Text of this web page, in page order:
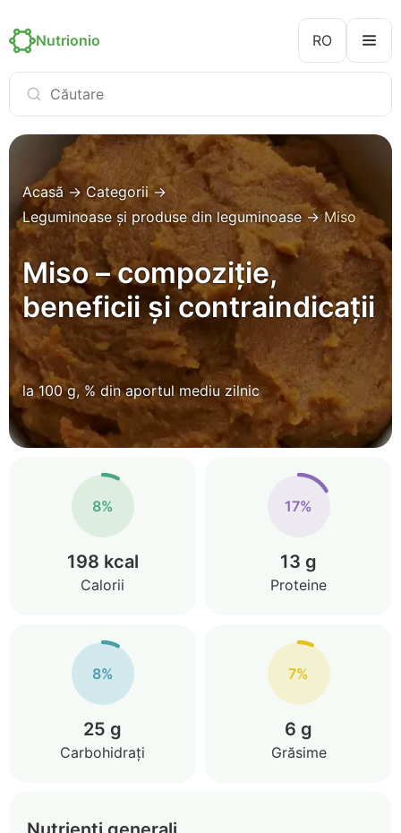
Nutrionio RO
Acasă → Categorii→
Leguminoase și produse din leguminoase→Miso
Miso – compoziție,
beneficii și contraindicații
la 100 g, % din aportul mediu zilnic
8%
198 kcal
Calorii
17%
13 g
Proteine
8%
25 g
Carbohidrați
7%
6 g
Grăsime